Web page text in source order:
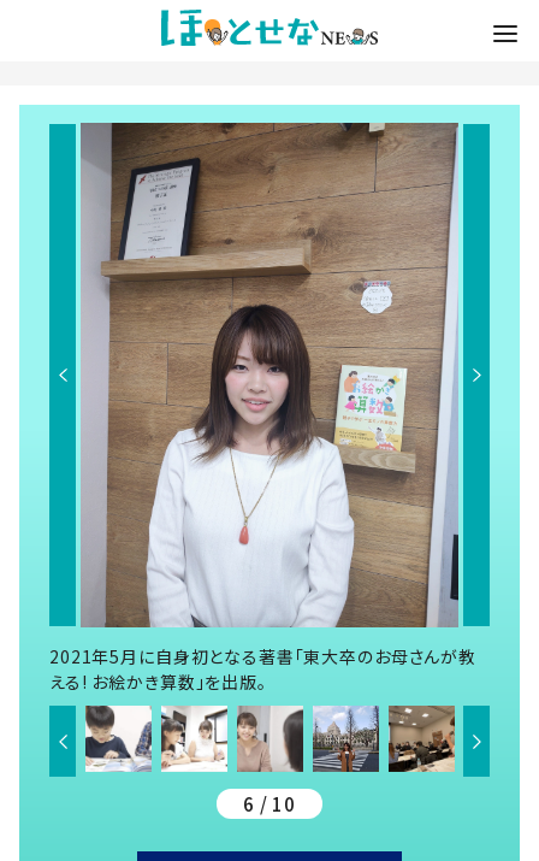
2021年5月に自身初となる著書「東大卒のお母さんが教
える! お絵かき算数」を出版。
6 / 10